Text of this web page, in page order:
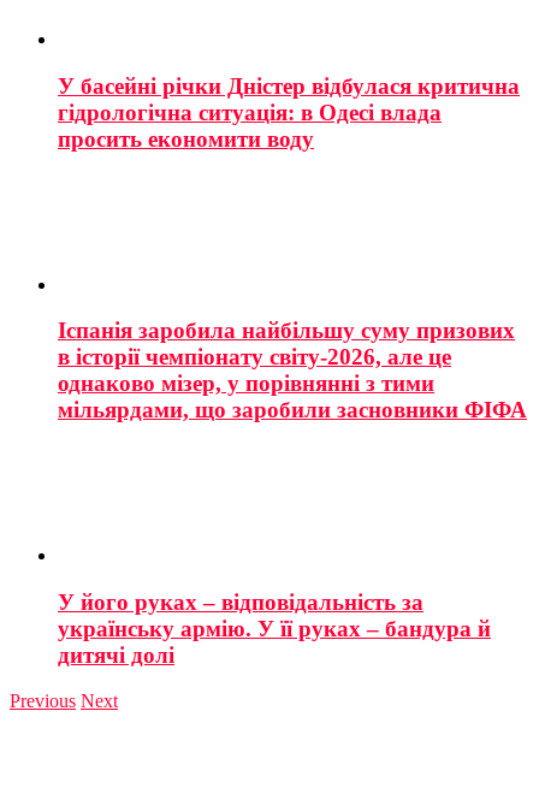
У басейні річки Дністер відбулася критична
гідрологічна ситуація: в Одесі влада
просить економити воду
Іспанія заробила найбільшу суму призових
в історії чемпіонату світу-2026, але це
однаково мізер, у порівнянні з тими
мільярдами, що заробили засновники ФІФА
У його руках – відповідальність за
українську армію. У її руках – бандура й
дитячі долі
Previous Next